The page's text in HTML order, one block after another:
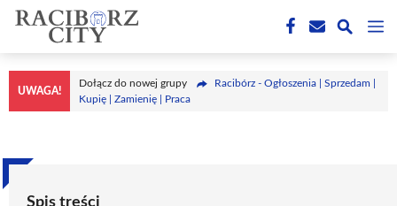
Przejdź
treści
UWAGA!
Dołącz do nowej grupy
Racibórz - Ogłoszenia | Sprzedam |
Kupię | Zamienię | Praca
Spis treści